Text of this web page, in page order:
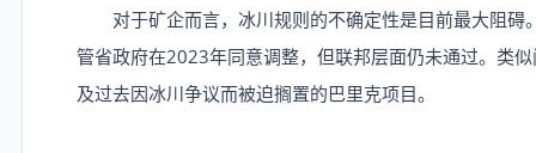
对于矿企而言，冰川规则的不确定性是目前最大阻碍
管省政府在2023年同意调整，但联邦层面仍未通过。类
及过去因冰川争议而被迫搁置的巴里克项目。